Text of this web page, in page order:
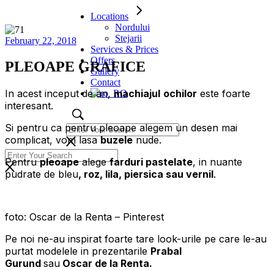
Locations
Nordului
Stejarii
Services & Prices
Offers
Gallery
Contact
February 22, 2018
PLEOAPE GRAFICE
In acest inceput de an,machiajul ochilor este foarte
interesant.
Si pentru ca pentru pleoape alegem un desen mai
complicat, vom lasabuzelenude.
Pentrupleoapealegefarduri pastelate, in nuante
pudrate de bleu, roz, lila, piersica sau vernil.
foto: Oscar de la Renta – Pinterest
Pe noi ne-au inspirat foarte tare look-urile pe care le-au
purtat modelele in prezentarile Prabal
Gurund sau Oscar de la Renta.